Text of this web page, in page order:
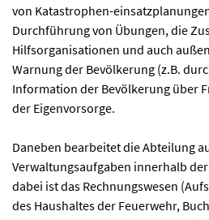
von Katastrophen-
Durchführung von Übungen, die
Hilfsorganisationen und auch
Warnung der Bevölkerung (z.B.
Information der Bevölkerung über
der Eigenvorsorge.
Daneben bearbeitet die Abteilung
Verwaltungsaufgaben innerhalb
dabei ist das Rechnungswesen
des Haushaltes der Feuerwehr,